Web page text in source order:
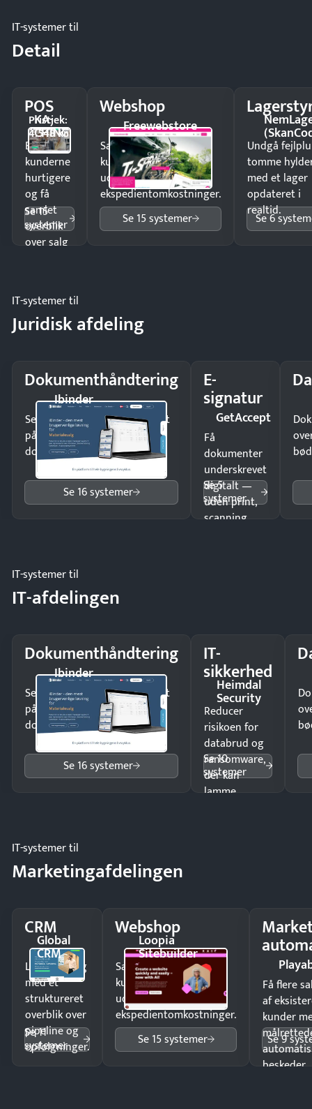
IT-systemer til
Detail
POS
KA-
CHING
Pristjek:
4.548 kr
Ekspedér
kunderne
hurtigere
og få
samlet
overblik
over salg
Se 15
systemer
Webshop
Freewebstore
Sælg produkter 24/7 til
kunder i hele landet
uden
ekspedientomkostninger.
Se 15 systemer
Undgå
tomme
med et lager
opdateret i
realtid.
Se 6
IT-systemer til
Juridisk afdeling
Dokumenthåndtering
Ibinder
Send kontrakter til underskrift
på minutter og mist ingen
dokumenter.
Se 16 systemer
E-
signatur
GetAccept
Få
dokumenter
underskrevet
digitalt —
uden print,
scanning
Se 5
systemer
IT-systemer til
IT-afdelingen
Dokumenthåndtering
Ibinder
Send kontrakter til underskrift
på minutter og mist ingen
dokumenter.
Se 16 systemer
IT-
sikkerhed
Heimdal
Security
Reducer
risikoen for
databrud og
ransomware,
der kan
lamme
Se 10
systemer
IT-systemer til
Marketingafdelingen
CRM
Global
CRM
Luk flere salg
med et
struktureret
overblik over
pipeline og
opfølgninger.
Se 11
systemer
Webshop
Loopia
Sitebuilder
Sælg produkter 24/7 til
kunder i hele landet
uden
ekspedientomkostninger.
Se 15 systemer
Få flere
af
kunder
beskeder.
Se 9